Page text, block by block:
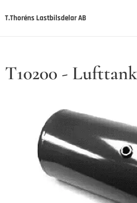
T.Thoréns Lastbilsdelar AB
T10200 -